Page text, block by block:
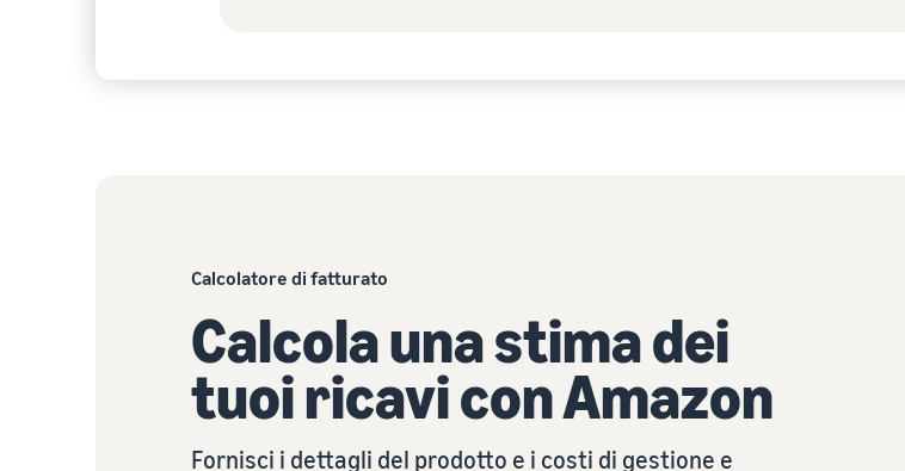
Calcolatore di fatturato
Calcola una stima dei
tuoi ricavi con Amazon
Fornisci i dettagli del prodotto e i costi di gestione e